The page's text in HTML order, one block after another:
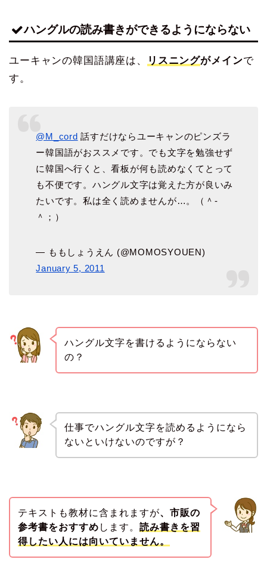
ハングルの読み書きができるようにならない
ユーキャンの韓国語講座は、 リスニングがメインで
す。
@M_cord 話すだけならユーキャンのピンズラ
ー韓国語がおススメです。でも文字を勉強せず
に韓国へ行くと、看板が何も読めなくてとって
も不便です。ハングル文字は覚えた方が良いみ
たいです。私は全く読めませんが…。（＾-
＾；）
— ももしょうえん (@MOMOSYOUEN)
January 5, 2011
ハングル文字を書けるようにならない
の？
仕事でハングル文字を読めるようになら
ないといけないのですが？
テキストも教材に含まれますが、市販の
参考書をおすすめ します。 読み書きを習
得したい人には向いていません。